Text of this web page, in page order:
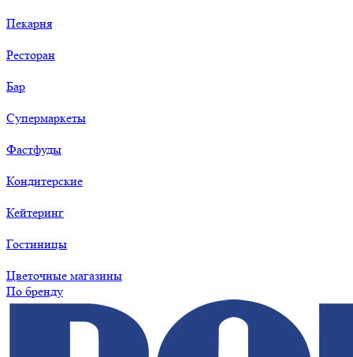
Пекарня
Ресторан
Бар
Супермаркеты
Фастфуды
Кондитерские
Кейтеринг
Гостиницы
Цветочные магазины
По бренду